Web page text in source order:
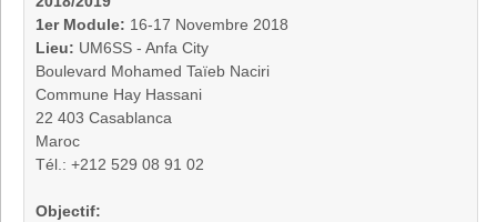
1er Module: 16-17 Novembre 2018
Lieu: UM6SS - Anfa City
Boulevard Mohamed Taïeb Naciri
Commune Hay Hassani
22 403 Casablanca
Maroc
Tél.: +212 529 08 91 02
Objectif: